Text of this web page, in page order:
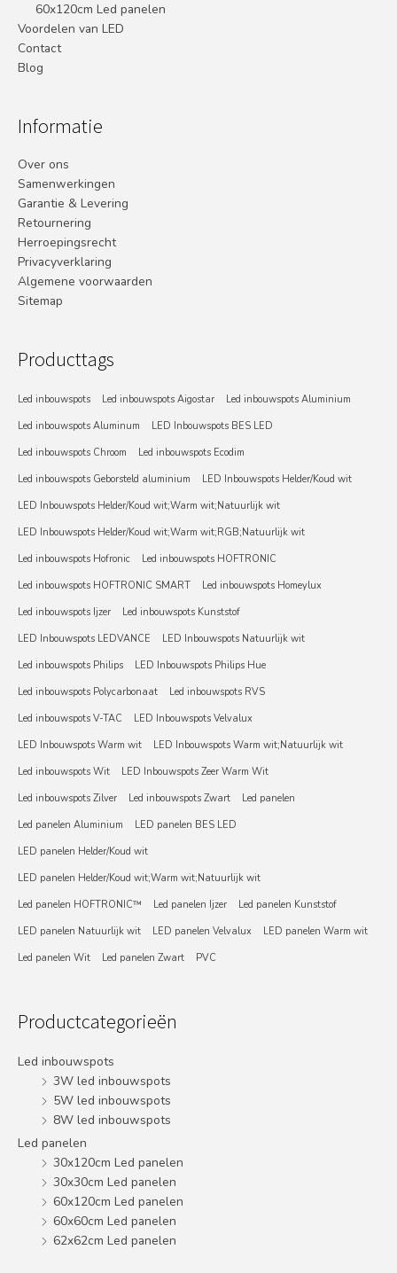
60x120cm Led panelen
Voordelen van LED
Contact
Blog
Informatie
Over ons
Samenwerkingen
Garantie & Levering
Retournering
Herroepingsrecht
Privacyverklaring
Algemene voorwaarden
Sitemap
Producttags
Led inbouwspots Led inbouwspots Aigostar
Led inbouwspots Aluminium
Led inbouwspots Aluminum
LED Inbouwspots BES LED
Led inbouwspots Chroom
Led inbouwspots Ecodim
Led inbouwspots Geborsteld aluminium
LED Inbouwspots Helder/Koud wit
LED Inbouwspots Helder/Koud wit;Warm wit;Natuurlijk wit
LED Inbouwspots Helder/Koud wit;Warm wit;RGB;Natuurlijk wit
Led inbouwspots Hofronic
Led inbouwspots HOFTRONIC
Led inbouwspots HOFTRONIC SMART
Led inbouwspots Homeylux
Led inbouwspots Ijzer
Led inbouwspots Kunststof
LED Inbouwspots LEDVANCE
LED Inbouwspots Natuurlijk wit
Led inbouwspots Philips
LED Inbouwspots Philips Hue
Led inbouwspots Polycarbonaat
Led inbouwspots RVS
Led inbouwspots V-TAC
LED Inbouwspots Velvalux
LED Inbouwspots Warm wit
LED Inbouwspots Warm wit;Natuurlijk wit
Led inbouwspots Wit
LED Inbouwspots Zeer Warm Wit
Led inbouwspots Zilver
Led inbouwspots Zwart
Led panelen
Led panelen Aluminium
LED panelen BES LED
LED panelen Helder/Koud wit
LED panelen Helder/Koud wit;Warm wit;Natuurlijk wit
Led panelen HOFTRONIC™
Led panelen Ijzer
Led panelen Kunststof
LED panelen Natuurlijk wit
LED panelen Velvalux
LED panelen Warm wit
Led panelen Wit
Led panelen Zwart PVC
Productcategorieën
Led inbouwspots
3W led inbouwspots
5W led inbouwspots
8W led inbouwspots
Led panelen
30x120cm Led panelen
30x30cm Led panelen
60x120cm Led panelen
60x60cm Led panelen
62x62cm Led panelen